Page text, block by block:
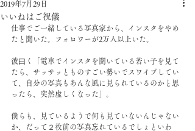
いいねはご祝儀
2019年7月29日
仕事でご一緒している写真家から、インスタをやめ
たと聞いた。フォロワーが2万人以上いた。
彼曰く「電車でインスタを開いている若い子を見て
たら、サッサッとものすごい勢いでスワイプしてい
て、自分の写真もあんな風に見られているのかと思
ったら、突然虚しくなった」。
僕らも、見ているようで何も見ていないんじゃない
か、だって２枚前の写真忘れているでしょといわ